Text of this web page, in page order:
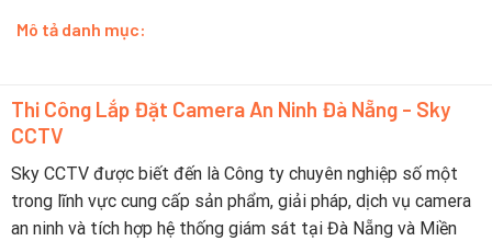
Mô tả danh mục:
Thi Công Lắp Đặt Camera An Ninh Đà Nẵng - Sky
CCTV
Sky CCTV được biết đến là Công ty chuyên nghiệp số một
trong lĩnh vực cung cấp sản phẩm, giải pháp, dịch vụ camera
an ninh và tích hợp hệ thống giám sát tại Đà Nẵng và Miền